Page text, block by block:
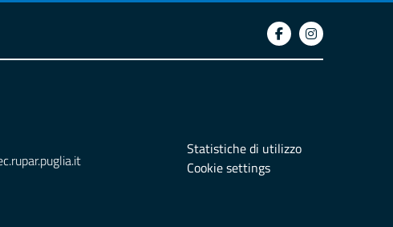
Statistiche di utilizzo
Cookie settings